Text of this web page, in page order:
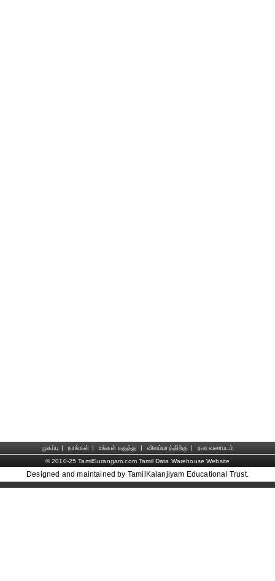
முகப்பு | நாங்கள் | உங்கள் கருத்து | விளம்பரத்திற்கு |
தள வரைபடம்
© 2010-25 TamilSurangam.com Tamil Data Warehouse Website
Designed and maintained by TamilKalanjiyam Educational Trust.